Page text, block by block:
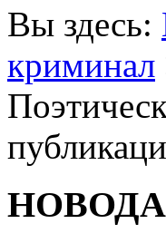
Вы здесь:
криминал